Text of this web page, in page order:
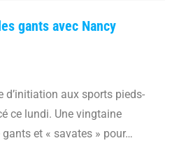
gants avec Nancy
d’initiation aux sports pieds-
ce lundi. Une vingtaine
gants et « savates » pour…